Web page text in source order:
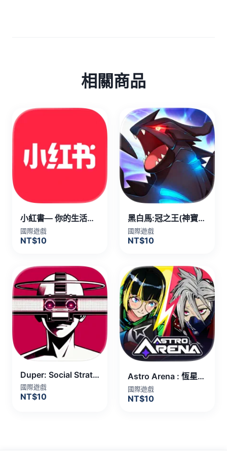
相關商品
小紅書— 你的生活興趣社區 代儲值
國際遊戲
NT$10
黑白馬:冠之王(神寶) 代儲值
國際遊戲
NT$10
Duper: Social Strategy Game
國際遊戲
NT$10
Astro Arena : 恆星激鬥PvP 代儲值
國際遊戲
NT$10